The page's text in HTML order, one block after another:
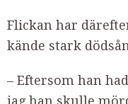
Flickan har
kände stark
– Eftersom han
jag han skulle